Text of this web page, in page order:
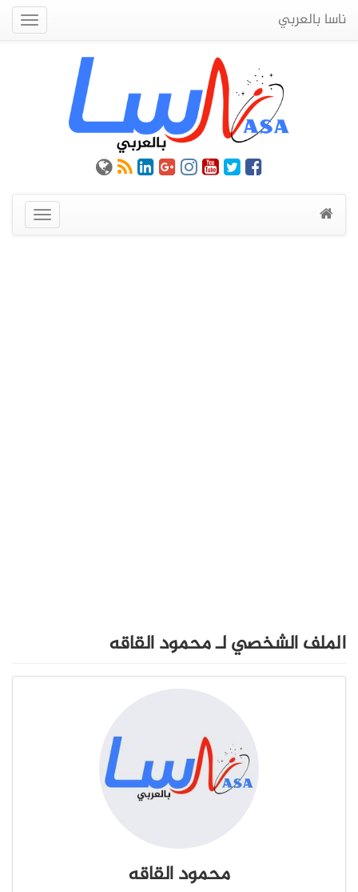
ناسا بالعربي
عرض
القائمة
الملف الشخصي لـ محمود القاقه
محمود القاقه